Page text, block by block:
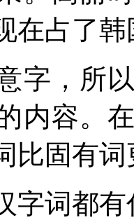
在占了
字，所
内容。
比固有
字词都